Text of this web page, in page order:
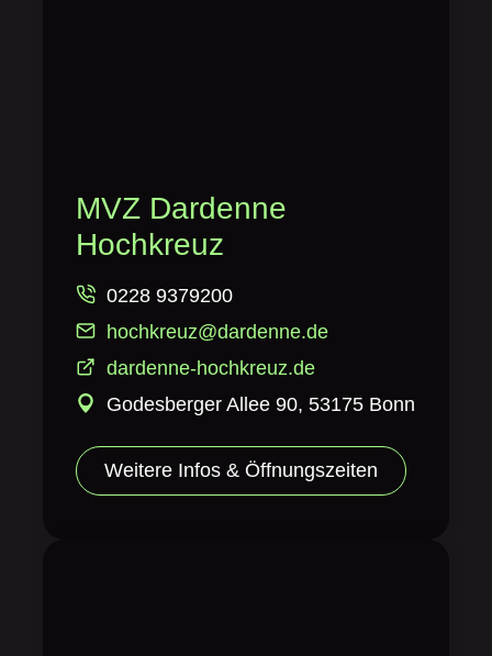
MVZ Dardenne
Hochkreuz
0228 9379200
hochkreuz@dardenne.de
dardenne-hochkreuz.de
Godesberger Allee 90, 53175 Bonn
Weitere Infos & Öffnungszeiten